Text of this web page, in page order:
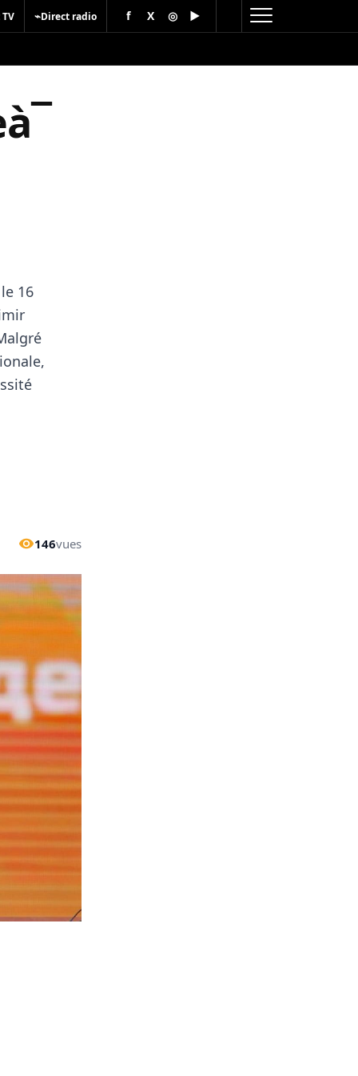
⌁Direct radio f X ◎ ▶
16
146vues